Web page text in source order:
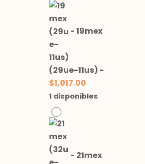
-19mex
(29ue-11us) -
$1,017.00
1 disponibles
- 21mex